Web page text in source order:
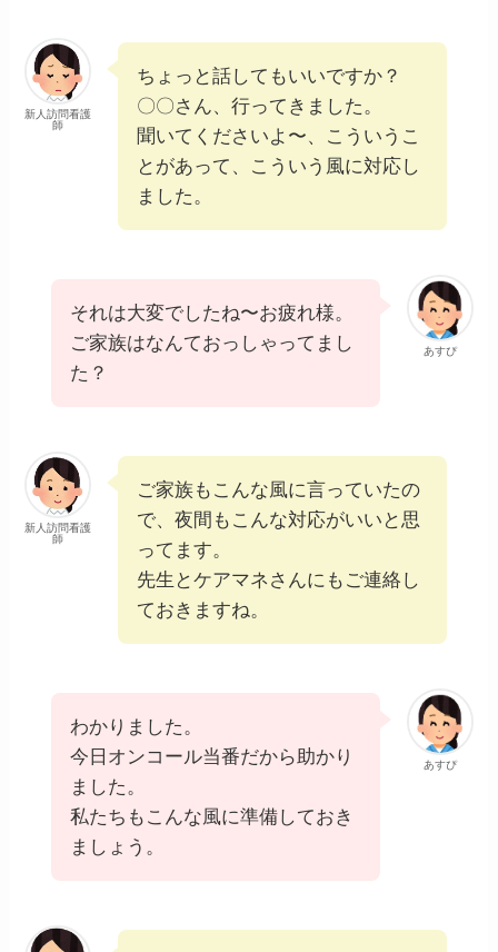
新人訪問看護
師
ちょっと話してもいいですか？
〇〇さん、行ってきました。
聞いてくださいよ〜、こういうこ
とがあって、こういう風に対応し
ました。
あすぴ
それは大変でしたね〜お疲れ様。
ご家族はなんておっしゃってまし
た？
新人訪問看護
師
ご家族もこんな風に言っていたの
で、夜間もこんな対応がいいと思
ってます。
先生とケアマネさんにもご連絡し
ておきますね。
あすぴ
わかりました。
今日オンコール当番だから助かり
ました。
私たちもこんな風に準備しておき
ましょう。